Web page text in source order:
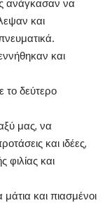
ανάγκασαν να
και
και
το δεύτερο
μας, να
και ιδέες,
φιλίας και
και πιασμένοι